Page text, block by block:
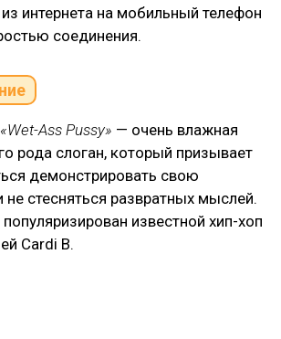
интернета на мобильный телефон
соединения.
«Wet-Ass Pussy» — очень влажная
рода слоган, который призывает
демонстрировать свою
не стесняться развратных мыслей.
известной хип-хоп
Cardi B.